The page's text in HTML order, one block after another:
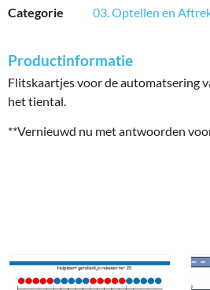
Categorie
03. Optellen en
Productinformatie
Flitskaartjes voor de automatsering
het tiental.
**Vernieuwd nu met antwoorden